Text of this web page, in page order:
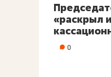
«раскрыл
0